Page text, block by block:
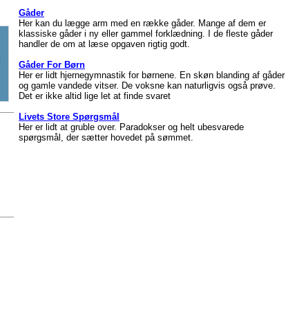
Gåder
Her kan du lægge arm med en række gåder. Mange af dem er
klassiske gåder i ny eller gammel forklædning. I de fleste gåder
handler de om at læse opgaven rigtig godt.
Gåder For Børn
Her er lidt hjernegymnastik for børnene. En skøn blanding af gåder
og gamle vandede vitser. De voksne kan naturligvis også prøve.
Det er ikke altid lige let at finde svaret
Livets Store Spørgsmål
Her er lidt at gruble over. Paradokser og helt ubesvarede
spørgsmål, der sætter hovedet på sømmet.